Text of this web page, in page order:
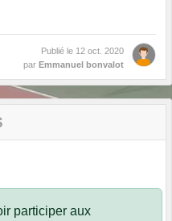
Publié le 12 oct. 2020
par Emmanuel bonvalot
participer aux